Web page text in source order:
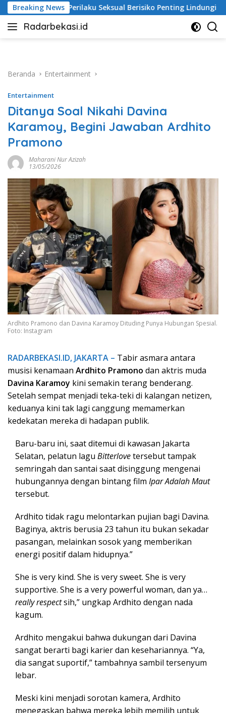
Langsung
ke
konten
Breaking News
Seksual Berisiko Penting Lindungi Kelompok Rentan
Radarbekasi.id
Berita
Beranda
Entertainment
Entertainment
Ditanya Soal Nikahi Davina
Karamoy, Begini Jawaban Ardhito
Pramono
Maharani Nur Azizah
13/05/2026
Ardhito Pramono dan Davina Karamoy Dituding Punya Hubungan Spesial.
Foto: Instagram
RADARBEKASI.ID, JAKARTA – Tabir asmara antara
musisi kenamaan Ardhito Pramono dan aktris muda
Davina Karamoy kini semakin terang benderang.
Setelah sempat menjadi teka-teki di kalangan netizen,
keduanya kini tak lagi canggung memamerkan
kedekatan mereka di hadapan publik.
Baru-baru ini, saat ditemui di kawasan Jakarta
Selatan, pelatun lagu Bitterlovetersebut tampak
semringah dan santai saat disinggung mengenai
hubungannya dengan bintang film Ipar Adalah Maut
tersebut.
Ardhito tidak ragu melontarkan pujian bagi Davina.
Baginya, aktris berusia 23 tahun itu bukan sekadar
pasangan, melainkan sosok yang memberikan
energi positif dalam hidupnya.”
She is very kind. She is very sweet. She is very
supportive. She is a very powerful woman, dan ya…
really respectsih,” ungkap Ardhito dengan nada
kagum.
Ardhito mengakui bahwa dukungan dari Davina
sangat berarti bagi karier dan kesehariannya. “Ya,
dia sangat suportif,” tambahnya sambil tersenyum
lebar.
Meski kini menjadi sorotan kamera, Ardhito
menegaskan bahwa mereka lebih memilih untuk